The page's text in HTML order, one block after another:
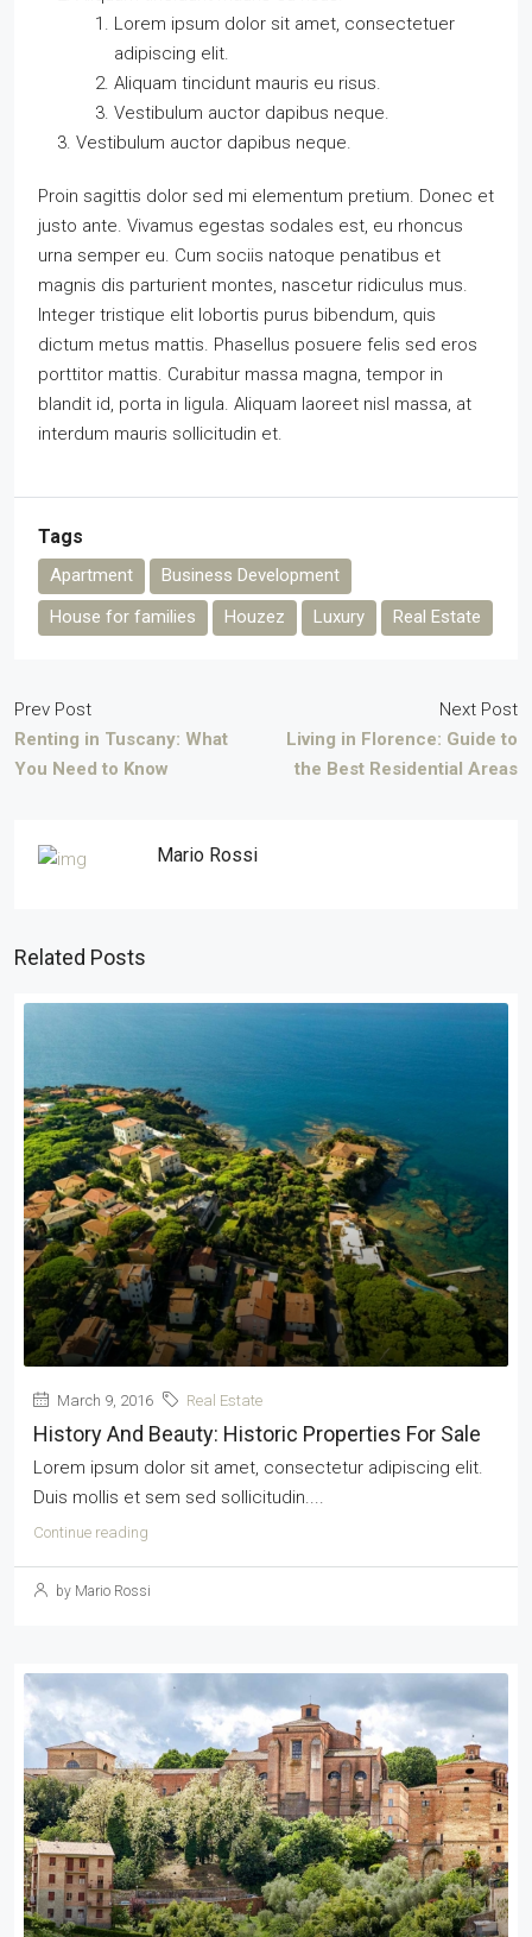
Lorem ipsum dolor sit amet, consectetuer
adipiscing elit.
Aliquam tincidunt mauris eu risus.
Vestibulum auctor dapibus neque.
Vestibulum auctor dapibus neque.
Proin sagittis dolor sed mi elementum pretium. Donec et
justo ante. Vivamus egestas sodales est, eu rhoncus
urna semper eu. Cum sociis natoque penatibus et
magnis dis parturient montes, nascetur ridiculus mus.
Integer tristique elit lobortis purus bibendum, quis
dictum metus mattis. Phasellus posuere felis sed eros
porttitor mattis. Curabitur massa magna, tempor in
blandit id, porta in ligula. Aliquam laoreet nisl massa, at
interdum mauris sollicitudin et.
Tags
Apartment
Business Development
House for families
Houzez Luxury Real Estate
Prev Post
Renting in Tuscany: What
You Need to Know
Next Post
Living in Florence: Guide to
the Best Residential Areas
Mario Rossi
Related Posts
March 9, 2016 Real Estate
History And Beauty: Historic Properties For Sale
Lorem ipsum dolor sit amet, consectetur adipiscing elit.
Duis mollis et sem sed sollicitudin....
Continue reading
by Mario Rossi